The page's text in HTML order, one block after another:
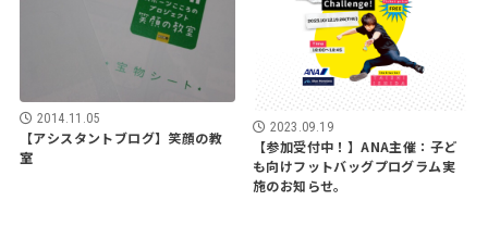
2014.11.05
【アシスタントブログ】笑顔の教
室
2023.09.19
【参加受付中！】ANA主催：子ど
も向けフットバッグプログラム実
施のお知らせ。